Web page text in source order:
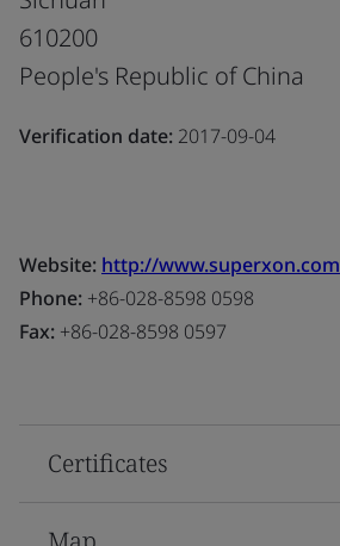
610200
People's Republic of China
Verification date: 2017-09-04
Website: http://www.superxon.com
Phone: +86-028-8598 0598
Fax: +86-028-8598 0597
Certificates